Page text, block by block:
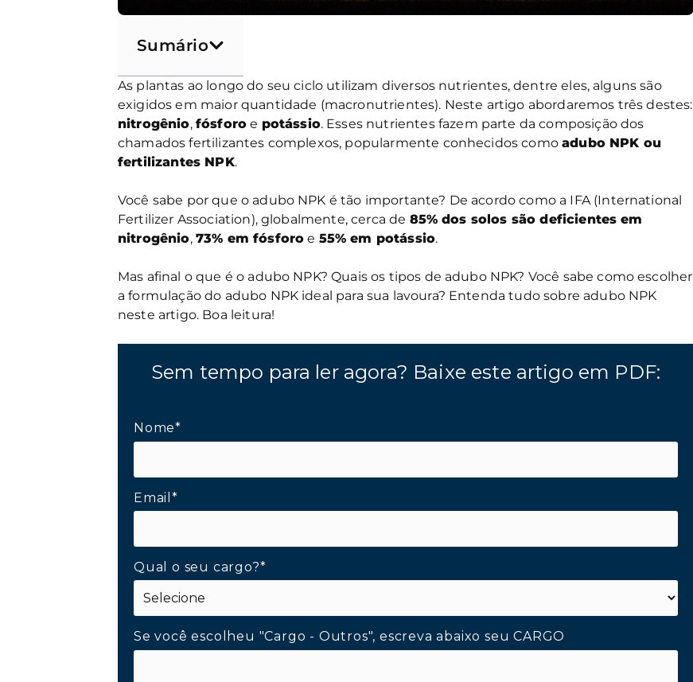
Sumário
As plantas ao longo do seu ciclo utilizam diversos nutrientes, dentre eles, alguns são
exigidos em maior quantidade (macronutrientes). Neste artigo abordaremos três destes:
nitrogênio, fósforo e potássio. Esses nutrientes fazem parte da composição dos
chamados fertilizantes complexos, popularmente conhecidos comoadubo NPK ou
fertilizantes NPK.
Você sabe por que o adubo NPK é tão importante? De acordo como a IFA (International
Fertilizer Association), globalmente, cerca de 85% dos solos são deficientes em
nitrogênio, 73% em fósforo e 55% em potássio.
Mas afinal o que é o adubo NPK? Quais os tipos de adubo NPK? Você sabe como escolher
a formulação do adubo NPK ideal para sua lavoura? Entenda tudo sobre adubo NPK
neste artigo. Boa leitura!
Sem tempo para ler agora? Baixe este artigo em PDF:
Nome*
Email*
Qual o seu cargo?*
Se você escolheu "Cargo - Outros", escreva abaixo seu CARGO